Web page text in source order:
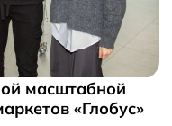
масштабной
«Глобус»